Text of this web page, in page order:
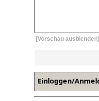
[Vorschau ausblenden]